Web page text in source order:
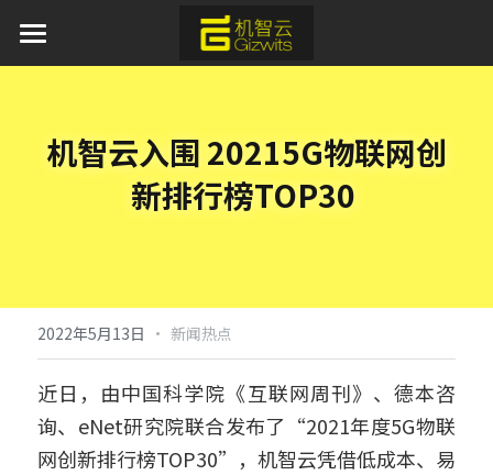
首页
产品服务
模组硬件
AI离线语音识别解决方案
取暖器智能化解决方案
加湿器智能化解决方案
工业物联网
IoT新能源
IoT新零售
新闻资讯
关于我们
开发者中心
机智云入围 20215G物联网创
新排行榜TOP30
2022年5月13日 · 新闻热点
近日，由中国科学院《互联网周刊》、德本咨
询、eNet研究院联合发布了“2021年度5G物联
网创新排行榜TOP30”，机智云凭借低成本、易